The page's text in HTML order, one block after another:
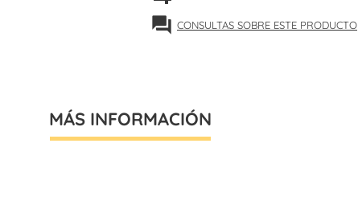
forum CONSULTAS SOBRE ESTE PRODUCTO
MÁS INFORMACIÓN